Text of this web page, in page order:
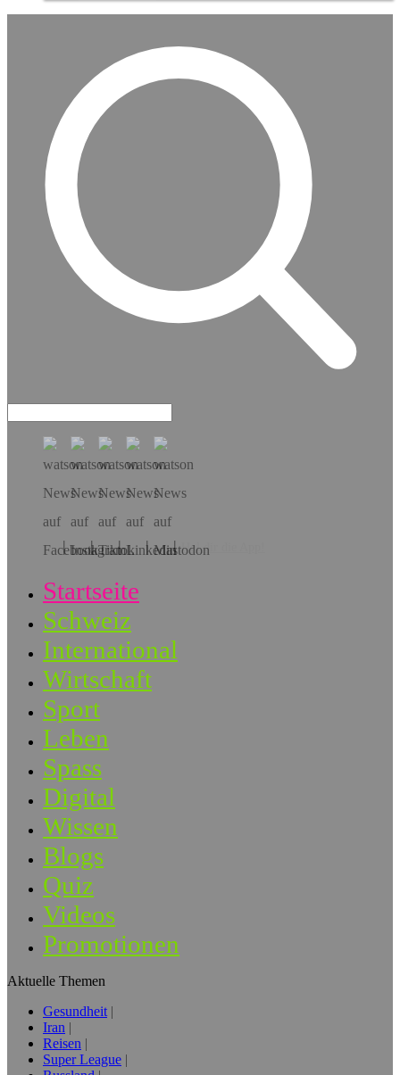
Hol dir die App!
Startseite
Schweiz
International
Wirtschaft
Sport
Leben
Spass
Digital
Wissen
Blogs
Quiz
Videos
Promotionen
Aktuelle Themen
Gesundheit
Iran
Reisen
Super League